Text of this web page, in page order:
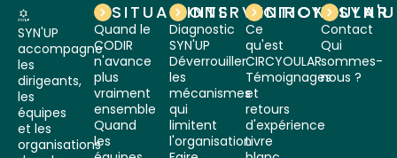
SYN'UP
accompagne
les
dirigeants,
les
équipes
et les
organisations
SITUATIONS
Quand le
CODIR
n'avance
plus
vraiment
ensemble
Quand
les
INTERVENTIONS
Diagnostic
SYN'UP
Déverrouiller
les
mécanismes
qui
limitent
l'organisation
CIRCYOULAR
Ce
qu'est
CIRCYOULAR
Témoignages
et
retours
d'expérience
Livre
Contact
Qui
sommes-
nous ?